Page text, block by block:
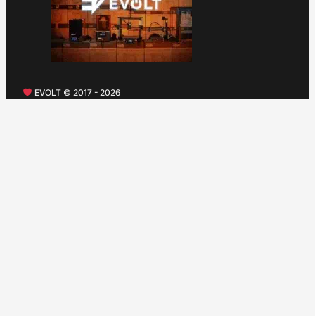
EVOLT © 2017 - 2026